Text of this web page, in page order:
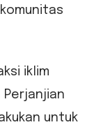
iklim
Perjanjian
untuk